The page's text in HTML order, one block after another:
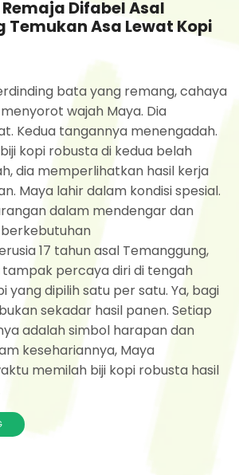
Difabel Asal
Asa Lewat Kopi
bata yang remang, cahaya
wajah Maya. Dia
Kedua tangannya menengadah.
kopi robusta di kedua belah
dia memperlihatkan hasil kerja
Maya lahir dalam kondisi spesial.
dalam mendengar dan
17 tahun asal Temanggung,
tampak percaya diri di tengah
yang dipilih satu per satu. Ya, bagi
sekadar hasil panen. Setiap
adalah simbol harapan dan
kesehariannya, Maya
memilah biji kopi robusta hasil